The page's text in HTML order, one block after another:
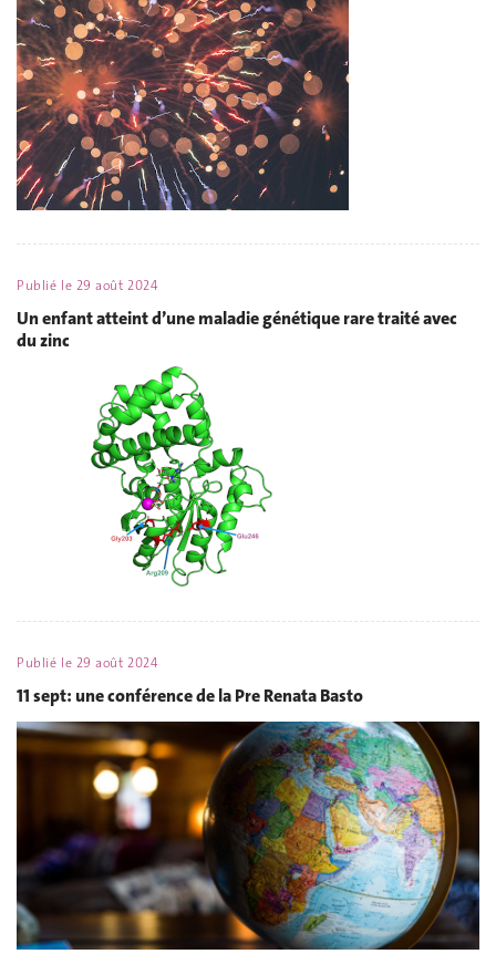
Publié le 29 août 2024
Un enfant atteint d’une maladie génétique rare traité avec
du zinc
Publié le 29 août 2024
11 sept: une conférence de la Pre Renata Basto